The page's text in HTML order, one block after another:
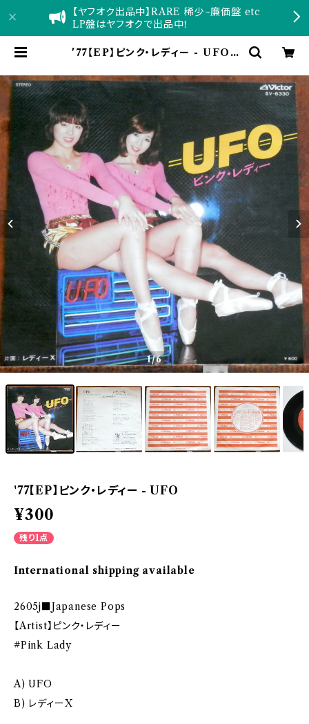
【ヤフオク出品中】RARE 稀少~廉価盤 etc
LP盤はヤフオクで出品中！
'77【EP】ピンク・レディー - UFO |
1/6
'77【EP】ピンク・レディー - UFO
¥300
残り1点
International shipping available
2605j■Japanese Pops
【Artist】ピンク・レディー
#Pink Lady
A) UFO
B) レディーX